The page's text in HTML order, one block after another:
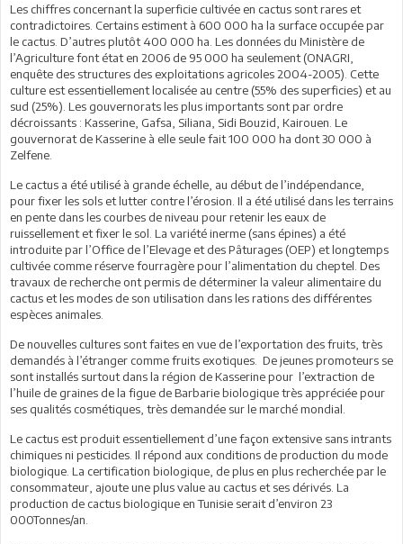
Les chiffres concernant la superficie cultivée en cactus sont rares et
contradictoires. Certains estiment à 600 000 ha la surface occupée par
le cactus. D’autres plutôt 400 000 ha. Les données du Ministère de
l’Agriculture font état en 2006 de 95 000 ha seulement (ONAGRI,
enquête des structures des exploitations agricoles 2004-2005). Cette
culture est essentiellement localisée au centre (55% des superficies) et au
sud (25%). Les gouvernorats les plus importants sont par ordre
décroissants : Kasserine, Gafsa, Siliana, Sidi Bouzid, Kairouen. Le
gouvernorat de Kasserine à elle seule fait 100 000 ha dont 30 000 à
Zelfene.
Le cactus a été utilisé à grande échelle, au début de l’indépendance,
pour fixer les sols et lutter contre l’érosion. Il a été utilisé dans les terrains
en pente dans les courbes de niveau pour retenir les eaux de
ruissellement et fixer le sol. La variété inerme (sans épines) a été
introduite par l’Office de l’Elevage et des Pâturages (OEP) et longtemps
cultivée comme réserve fourragère pour l’alimentation du cheptel. Des
travaux de recherche ont permis de déterminer la valeur alimentaire du
cactus et les modes de son utilisation dans les rations des différentes
espèces animales.
De nouvelles cultures sont faites en vue de l’exportation des fruits, très
demandés à l’étranger comme fruits exotiques. De jeunes promoteurs se
sont installés surtout dans la région de Kasserine pour l’extraction de
l’huile de graines de la figue de Barbarie biologique très appréciée pour
ses qualités cosmétiques, très demandée sur le marché mondial.
Le cactus est produit essentiellement d’une façon extensive sans intrants
chimiques ni pesticides. Il répond aux conditions de production du mode
biologique. La certification biologique, de plus en plus recherchée par le
consommateur, ajoute une plus value au cactus et ses dérivés. La
production de cactus biologique en Tunisie serait d’environ 23
000Tonnes/an.